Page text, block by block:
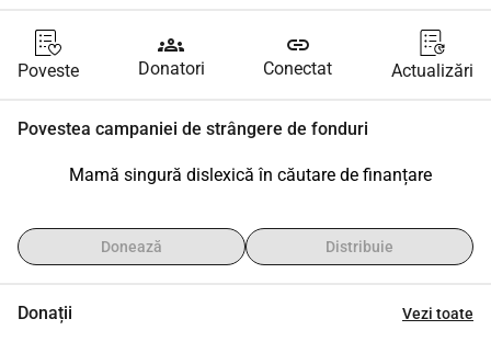
Poveste
groups
Donatori
link
Conectat Actualizări
Povestea campaniei de strângere de fonduri
Mamă singură dislexică în căutare de finanțare
Donează Distribuie
Donații Vezi toate